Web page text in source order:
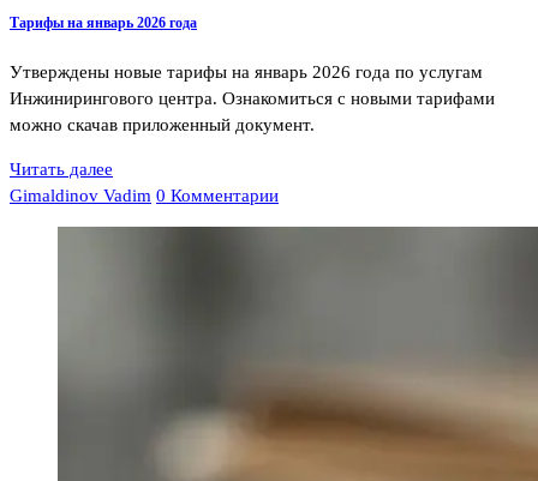
Тарифы на январь 2026 года
Утверждены новые тарифы на январь 2026 года по услугам
Инжинирингового центра. Ознакомиться с новыми тарифами
можно скачав приложенный документ.
Читать далее
Gimaldinov Vadim 0 Комментарии